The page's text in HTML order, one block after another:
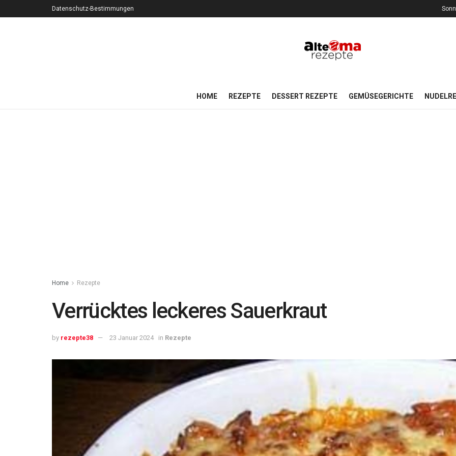
Datenschutz-Bestimmungen
HOME REZEPTE DESSERT REZEPTE GEMÜSEGERICHTE
Home Rezepte
Verrücktes leckeres Sauerkraut
by rezepte38 23 Januar 2024 in Rezepte